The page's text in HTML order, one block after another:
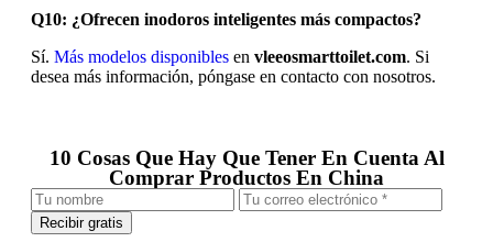
Q10: ¿Ofrecen inodoros inteligentes más compactos?
Sí. Más modelos disponibles en vleeosmarttoilet.com. Si
desea más información, póngase en contacto con nosotros.
10 Cosas Que Hay Que Tener En Cuenta Al
Comprar Productos En China
Recibir gratis